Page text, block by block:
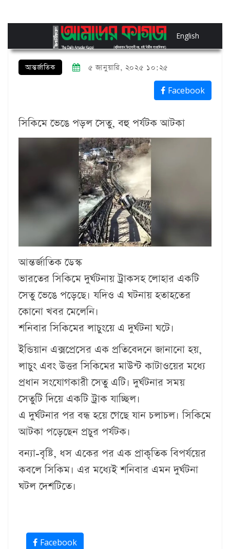
English
আন্তর্জাতিক ৫ জানুয়ারি, ২০২৫ ১০:২৫
Facebook
সিকিমে ভেঙে পড়ল সেতু, বহু পর্যটক আটকা
আন্তর্জাতিক ডেস্ক
ভারতের সিকিমে দুর্ঘটনায় ট্রাকসহ লোহার একটি
সেতু ভেঙে পড়েছে। যদিও এ ঘটনায় হতাহতের
কোনো খবর মেলেনি।
শনিবার সিকিমের লাচুংয়ে এ দুর্ঘটনা ঘটে।
ইন্ডিয়ান এক্সপ্রেসের এক প্রতিবেদনে জানানো হয়,
লাচুং এবং উত্তর সিকিমের মাউন্ট কাটাওয়ের মধ্যে
প্রধান সংযোগকারী সেতু এটি। দুর্ঘটনার সময়
সেতুটি দিয়ে একটি ট্রাক যাচ্ছিল।
এ দুর্ঘটনার পর বন্ধ হয়ে গেছে যান চলাচল। সিকিমে
আটকা পড়েছেন প্রচুর পর্যটক।
বন্যা-বৃষ্টি, ধস একের পর এক প্রাকৃতিক বিপর্যয়ের
কবলে সিকিম। এর মধ্যেই শনিবার এমন দুর্ঘটনা
ঘটল দেশটিতে।
Facebook